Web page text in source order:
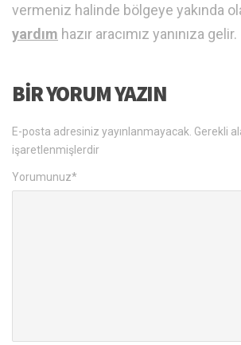
vermeniz halinde bölgeye yakında
yardım hazır aracımız yanınıza gelir.
BIR YORUM YAZIN
E-posta adresiniz yayınlanmayacak. Gerekli
işaretlenmişlerdir
Yorumunuz*